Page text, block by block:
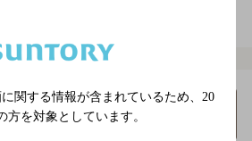
ｌｏｎ
詳細を
関する情報が含まれているため、 20
方を対象としています。